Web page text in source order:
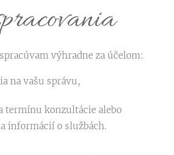
výhradne za účelom:
na vašu správu,
termínu konzultácie alebo
informácií o službách.